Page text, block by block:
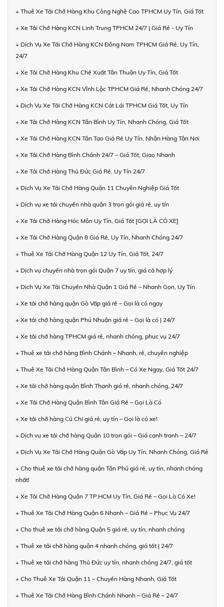
+ Thuê Xe Tải Chở Hàng Khu Công Nghệ Cao TPHCM Uy Tín, Giá Tốt
+ Xe Tải Chở Hàng KCN Linh Trung TPHCM 24/7 | Giá Rẻ - Uy Tín
+ Dịch Vụ Xe Tải Chở Hàng KCN Đông Nam TPHCM Giá Rẻ, Uy Tín,
24/7
+ Xe Tải Chở Hàng Khu Chế Xuất Tân Thuận Uy Tín, Giá Tốt
+ Xe Tải Chở Hàng KCN Vĩnh Lộc TPHCM Giá Rẻ, Nhanh Chóng 24/7
+ Dịch Vụ Xe Tải Chở Hàng KCN Cát Lái TPHCM Giá Tốt, Uy Tín
+ Xe Tải Chở Hàng KCN Tân Bình Uy Tín, Nhanh Chóng, Giá Tốt
+ Xe Tải Chở Hàng KCN Tân Tạo Giá Rẻ Uy Tín, Nhận Hàng Tận Nơi
+ Xe Tải Chở Hàng Bình Chánh 24/7 – Giá Tốt, Giao Nhanh
+ Xe Tải Chở Hàng Thủ Đức Giá Rẻ, Uy Tín 24/7
+ Dịch Vụ Xe Tải Chở Hàng Quận 11 Chuyên Nghiệp Giá Tốt
+ Dịch vụ xe tải chuyển nhà quận 3 trọn gói giá rẻ, uy tín
+ Xe Tải Chở Hàng Hóc Môn Uy Tín, Giá Tốt [GỌI LÀ CÓ XE]
+ Xe Tải Chở Hàng Quận 8 Giá Rẻ, Uy Tín, Nhanh Chóng 24/7
+ Thuê Xe Tải Chở Hàng Quận 12 Uy Tín, Giá Tốt, 24/7
+ Dịch vụ chuyển nhà trọn gói Quận 7 uy tín, giá cả hợp lý
+ Dịch Vụ Xe Tải Chuyển Nhà Quận 1 Giá Rẻ – Nhanh Gọn, Uy Tín
+ Xe tải chở hàng quận Gò Vấp giá rẻ – Gọi là có ngay
+ Xe tải chở hàng quận Phú Nhuận giá rẻ – Gọi là có | 24/7
+ Xe tải chở hàng TPHCM giá rẻ, nhanh chóng, phục vụ 24/7
+ Thuê xe tải chở hàng Bình Chánh – Nhanh, rẻ, chuyên nghiệp
+ Thuê Xe Tải Chở Hàng Quận Tân Bình – Có Xe Ngay, Giá Tốt 24/7
+ Xe tải chở hàng quận Bình Thạnh giá rẻ, nhanh chóng, 24/7
+ Xe Tải Chở Hàng Quận Bình Tân Giá Rẻ – Gọi Là Có
+ Xe tải chở hàng Củ Chi giá rẻ, uy tín – Gọi là có xe!
+ Dịch vụ xe tải chở hàng Quận 10 trọn gói – Giá cạnh tranh – 24/7
+ Dịch Vụ Xe Tải Chở Hàng Quận Gò Vấp Uy Tín, Nhanh Chóng, Giá Rẻ
+ Cho thuê xe tải chở hàng quận Tân Phú giá rẻ, uy tín, nhanh chóng
nhất!
+ Xe Tải Chở Hàng Quận 7 TP.HCM Uy Tín, Giá Rẻ – Gọi Là Có Xe!
+ Thuê Xe Tải Chở Hàng Quận 6 Nhanh – Giá Rẻ – Phục Vụ 24/7
+ Cho thuê xe tải chở hàng Quận 5 giá rẻ, uy tín, nhanh chóng
+ Thuê xe tải chở hàng quận 4 nhanh chóng, giá tốt | 24/7
+ Thuê xe tải chở hàng Thủ Đức uy tín, nhanh chóng 24/7, giá tốt
+ Cho Thuê Xe Tải Quận 11 – Chuyển Hàng Nhanh, Giá Tốt
+ Thuê Xe Tải Chở Hàng Bình Chánh Nhanh – Giá Rẻ – 24/7